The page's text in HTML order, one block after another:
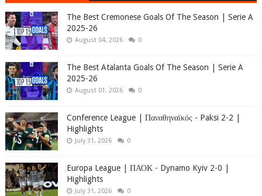
The Best Cremonese Goals Of The Season | Serie A
2025-26
August 04, 2026 0
The Best Atalanta Goals Of The Season | Serie A
2025-26
August 01, 2026 0
Conference League | Παναθηναϊκός - Paksi 2-2 |
Highlights
July 31, 2026 0
Europa League | ΠΑΟΚ - Dynamo Kyiv 2-0 |
Highlights
July 31, 2026 0